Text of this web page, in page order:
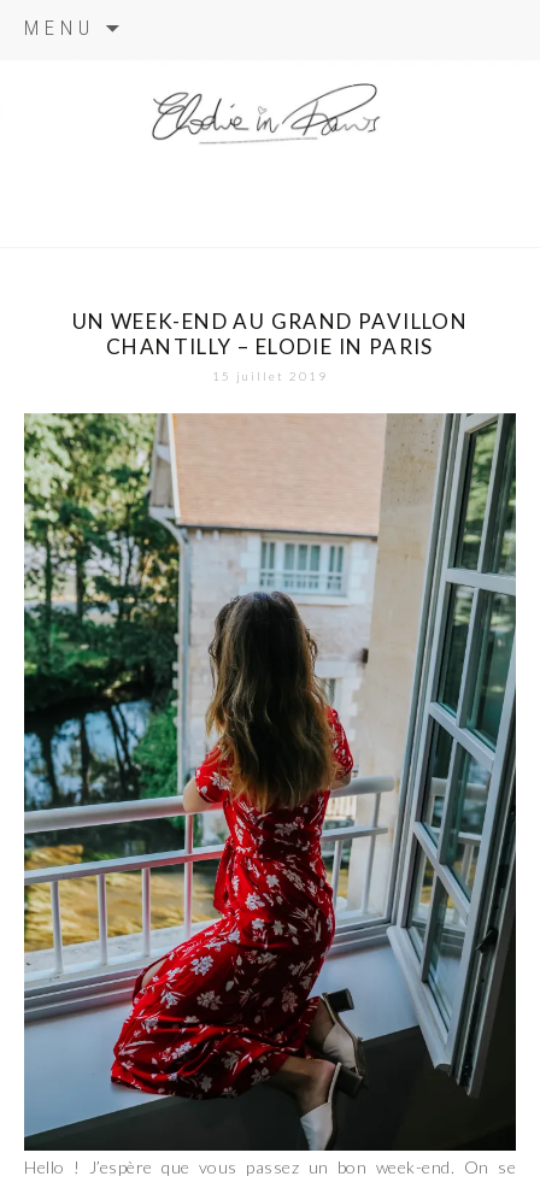
MENU
UN WEEK-END AU GRAND PAVILLON
CHANTILLY – ELODIE IN PARIS
15 juillet 2019
Hello ! J’espère que vous passez un bon week-end. On se